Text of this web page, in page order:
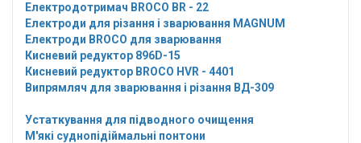
Електродотримач BROCO BR - 22
Електроди для різання і зварювання MAGNUM
Електроди BROCO для зварювання
Кисневий редуктор 896D-15
Кисневий редуктор BROCO HVR - 4401
Випрямляч для зварювання і різання ВД-309
Устаткування для підводного очищення
М'які суднопідіймальні понтони